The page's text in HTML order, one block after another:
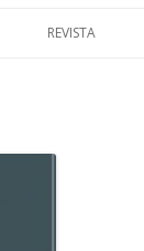
REVISTA